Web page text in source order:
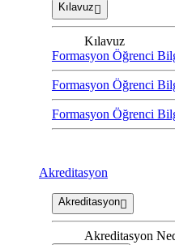
Kılavuz
Kılavuz
Formasyon Öğrenci
Formasyon Öğrenci
Formasyon Öğrenci
Akreditasyon
Akreditasyon
Akreditasyon